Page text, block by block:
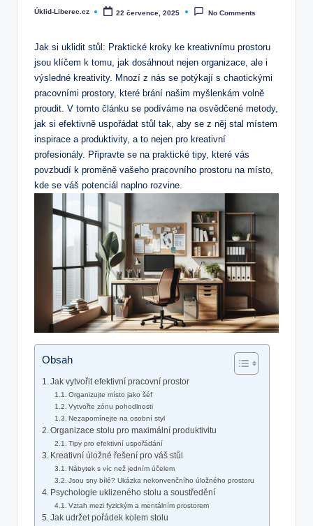
Posted
Úklid-Liberec.cz 22 července, 2025 No Comments
Jak si uklidit‍ stůl: Praktické kroky⁤ ke kreativnímu prostoru
jsou klíčem ‌k tomu, jak dosáhnout nejen organizace, ⁢ale i
výsledné kreativity. Mnozí z nás se potýkají s chaotickými
pracovními prostory, které brání našim myšlenkám volně⁤
proudit. V tomto článku se ⁤podíváme na osvědčené ​metody,
jak si efektivně uspořádat stůl tak, aby se ⁢z něj stal místem
inspirace a produktivity, a to nejen pro kreativní
profesionály. Připravte se​ na praktické tipy, které vás
povzbudí k proměně vašeho pracovního prostoru na místo,
kde se váš ⁤potenciál naplno rozvine.
Obsah
Jak vytvořit efektivní pracovní prostor
Organizujte⁣ místo jako⁢ šéf
Vytvořte zónu pohodlnosti
Nezapomínejte na osobní styl
Organizace⁢ stolu pro maximální produktivitu
Tipy pro efektivní uspořádání
Kreativní úložné řešení pro váš stůl
Nábytek s víc než jedním účelem
Jsou sny bílé?‍ Ukázka nekonvenčního úložného prostoru
Psychologie uklizeného stolu a soustředění
Vztah mezi fyzickým a ​mentálním prostorem
Jak udržet pořádek kolem stolu